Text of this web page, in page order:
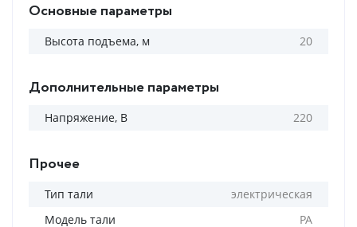
Основные параметры
Высота подъема, м 20
Дополнительные параметры
Напряжение, В 220
Прочее
Тип тали
электрическая
Модель тали
РА